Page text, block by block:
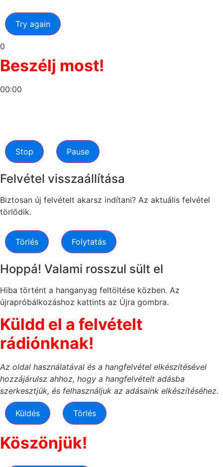
Try again
0
Beszélj most!
00:00
Stop Pause
Felvétel visszaállítása
Biztosan új felvételt akarsz indítani? Az aktuális felvétel
törlődik.
Törlés Folytatás
Hoppá! Valami rosszul sült el
Hiba történt a hanganyag feltöltése közben. Az
újrapróbálkozáshoz kattints az Újra gombra.
Küldd el a felvételt
rádiónknak!
Az oldal használatával és a hangfelvétel elkészítésével
hozzájárulsz ahhoz, hogy a hangfelvételt adásba
szerkesztjük, és felhasználjuk az adásaink elkészítéséhez.
Küldés Törlés
Köszönjük!